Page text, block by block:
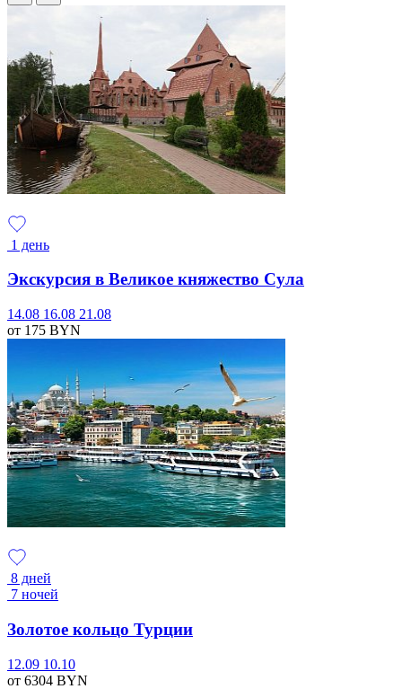
1 день
Экскурсия в Великое княжество Сула
14.08 16.08 21.08
от 175 BYN
8 дней
7 ночей
Золотое кольцо Турции
12.09 10.10
от 6304 BYN